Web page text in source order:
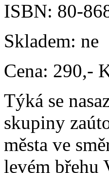
ISBN: 80-
Skladem: ne
Cena: 290,-
Týká se
skupiny
města ve
levém břehu